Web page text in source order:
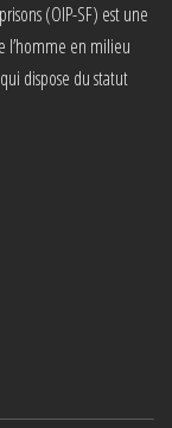
(OIP-SF) est une
l’homme en milieu
dispose du statut